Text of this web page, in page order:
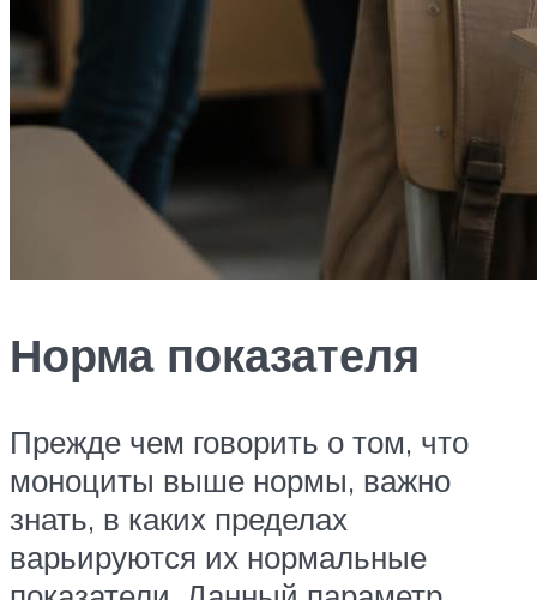
Норма показателя
Прежде чем говорить о том, что
моноциты выше нормы, важно
знать, в каких пределах
варьируются их нормальные